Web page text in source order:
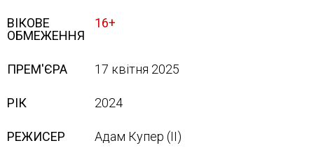
ВІКОВЕ
ОБМЕЖЕННЯ
16+
ПРЕМ'ЄРА 17 квітня 2025
РІК 2024
РЕЖИСЕР Адам Купер (ІІ)